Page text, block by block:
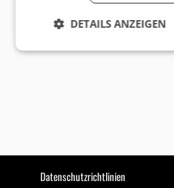
Datenschutzrichtlinien
DETAILS ANZEIGEN